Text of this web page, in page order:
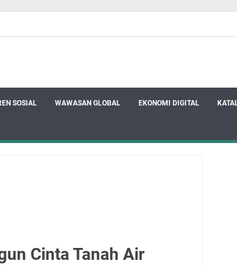
SOSIAL WAWASAN GLOBAL EKONOMI DIGITAL
Cinta Tanah Air